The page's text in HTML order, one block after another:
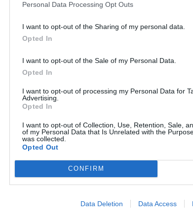
Personal Data Processing Opt Outs
I want to opt-out of the Sharing of my personal data.
Opted In
I want to opt-out of the Sale of my Personal Data.
Opted In
I want to opt-out of processing my Personal Data for
Advertising.
Opted In
I want to opt-out of Collection, Use, Retention, Sale,
of my Personal Data that Is Unrelated with the
was collected.
Opted Out
CONFIRM
Data Deletion Data Access